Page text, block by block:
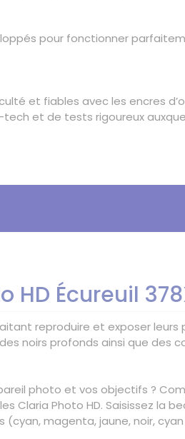
pour fonctionner
et fiables avec les encres
et de tests rigoureux
HD Écureuil
reproduire et exposer leurs
noirs profonds ainsi que des
photo et vos objectifs ?
Claria Photo HD. Saisissez la
(cyan, magenta, jaune, noir,